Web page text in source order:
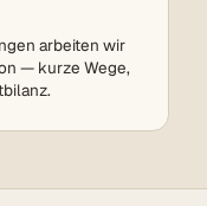
arbeiten wir
— kurze Wege,